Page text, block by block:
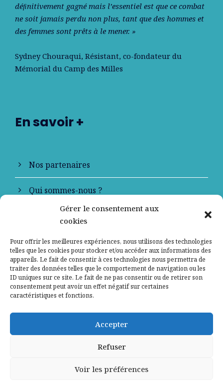
Gérer le consentement aux
cookies
Pour offrir les meilleures expériences, nous utilisons des technologies
telles que les cookies pour stocker et/ou accéder aux informations des
appareils. Le fait de consentir à ces technologies nous permettra de
traiter des données telles que le comportement de navigation ou les
ID uniques sur ce site. Le fait de ne pas consentir ou de retirer son
consentement peut avoir un effet négatif sur certaines
caractéristiques et fonctions.
Accepter
Refuser
Voir les préférences
déﬁnitivement gagné mais l’essentiel est que ce combat
ne soit jamais perdu non plus, tant que des hommes et
des femmes sont prêts à le mener. »
Sydney Chouraqui, Résistant, co-fondateur du
Mémorial du Camp des Milles
En savoir +
Nos partenaires
Qui sommes-nous ?
Contactez-nous
Mentions légales
Politique de confidentialité